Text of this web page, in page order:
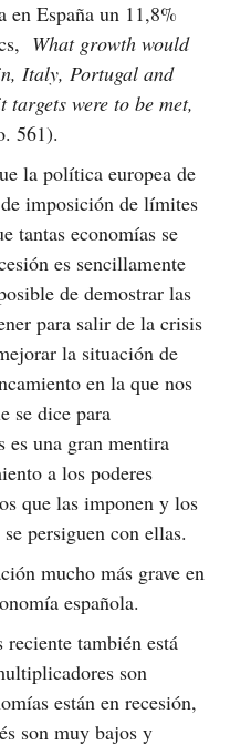
en España un 11,8%
What growth would
Italy, Portugal and
were to be met,
561).
la política europea de
imposición de límites
tantas economías se
es sencillamente
de demostrar las
para salir de la crisis
la situación de
en la que nos
se dice para
es una gran mentira
a los poderes
que las imponen y los
persiguen con ellas.
mucho más grave en
española.
también está
son
están en recesión,
son muy bajos y